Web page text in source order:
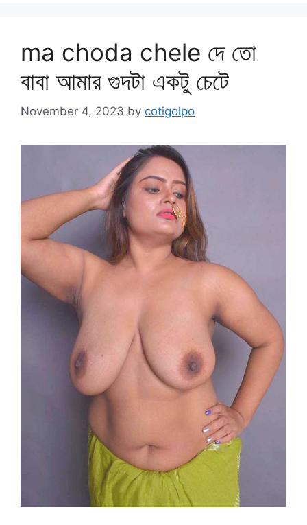
ma choda chele দে তো
বাবা আমার গুদটা একটু চেটে
November 4, 2023 by cotigolpo